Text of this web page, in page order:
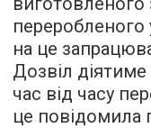
переробленого
на це
Дозвіл
час від часу
це повідомила